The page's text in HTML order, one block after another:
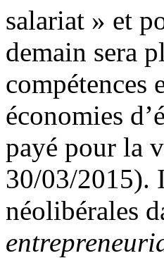
salariat » et
demain sera
compétences
économies
payé pour la
30/03/2015).
néolibérales